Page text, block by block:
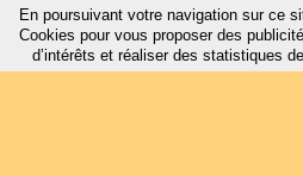
En poursuivant votre navigation sur ce
Cookies pour vous proposer des
d’intérêts et réaliser des statistiques